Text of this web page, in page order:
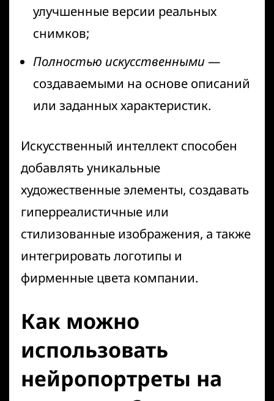
улучшенные версии реальных
снимков;
Полностью искусственными —
создаваемыми на основе описаний
или заданных характеристик.
Искусственный интеллект способен
добавлять уникальные
художественные элементы, создавать
гиперреалистичные или
стилизованные изображения, а также
интегрировать логотипы и
фирменные цвета компании.
Как можно
использовать
нейропортреты на